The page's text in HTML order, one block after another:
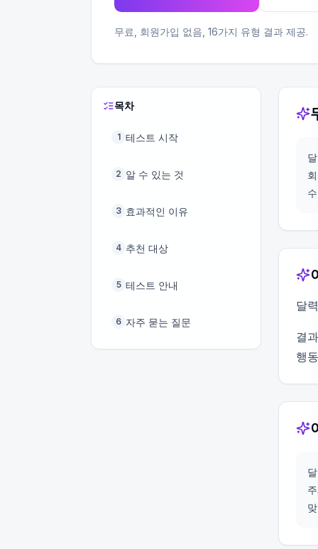
무료, 회원가입 없음, 16가지 유형 결과 제공.
목차
1 테스트 시작
2 알 수 있는 것
3 효과적인 이유
4 추천 대상
5 테스트 안내
6 자주 묻는 질문
달
결
행